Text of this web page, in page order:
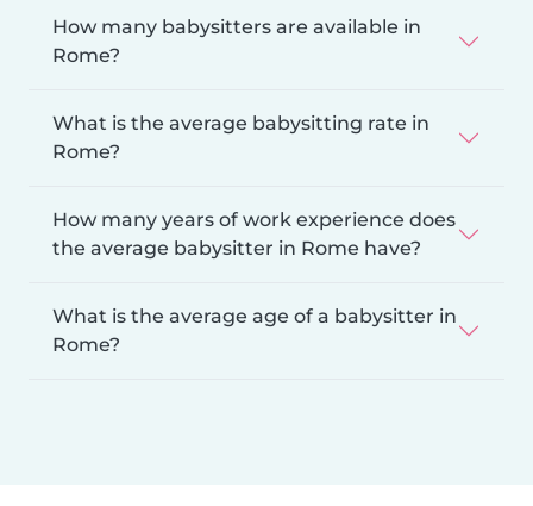
How many babysitters are available in
Rome?
What is the average babysitting rate in
Rome?
How many years of work experience does
the average babysitter in Rome have?
What is the average age of a babysitter in
Rome?